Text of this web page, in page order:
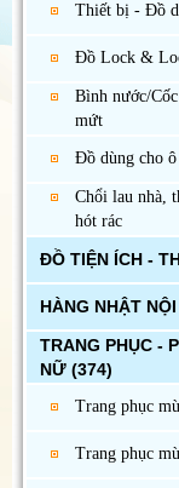
Thiết bị - Đồ
Đồ Lock &
Bình nước/
mứt
Đồ dùng cho
Chổi lau nhà,
hót rác
ĐỒ TIỆN ÍCH -
HÀNG NHẬT
TRANG PHỤC -
NỮ (374)
Trang phục
Trang phục